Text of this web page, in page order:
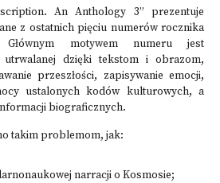
An Anthology 3” prezentuje
z ostatnich pięciu numerów rocznika
Głównym motywem numeru jest
utrwalanej dzięki tekstom i obrazom,
przeszłości, zapisywanie emocji,
ustalonych kodów kulturowych, a
biograficznych.
takim problemom, jak:
narracji o Kosmosie;